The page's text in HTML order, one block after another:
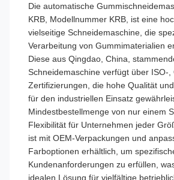
Die automatische
KRB, Modellnummer KRB, ist eine
vielseitige Schneidemaschine, die
Verarbeitung von Gummimaterialien
Diese aus Qingdao, China,
Schneidemaschine verfügt über ISO-,
Zertifizierungen, die hohe Qualität
für den industriellen Einsatz
Mindestbestellmenge von nur einem
Flexibilität für Unternehmen jeder
ist mit OEM-Verpackungen und
Farboptionen erhältlich, um
Kundenanforderungen zu erfüllen,
idealen Lösung für vielfältige